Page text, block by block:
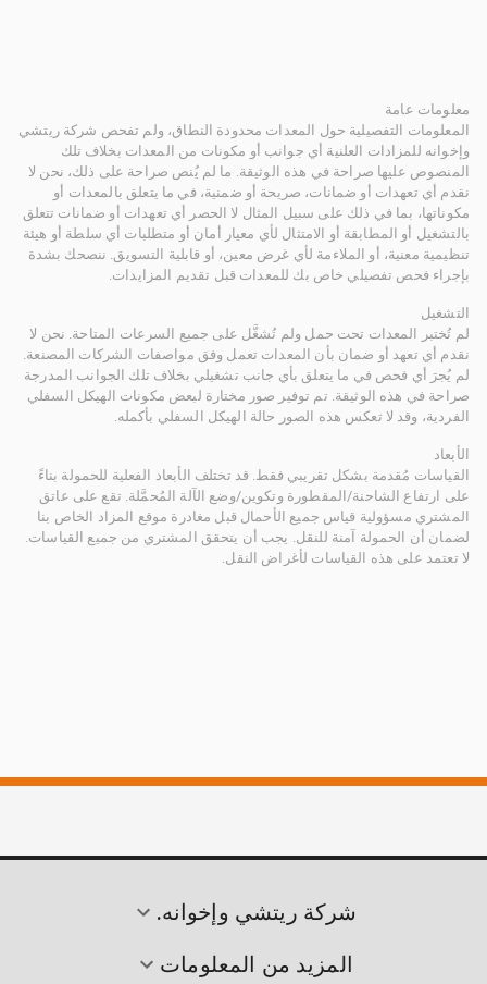
معلومات عامة
المعلومات التفصيلية حول المعدات محدودة النطاق، ولم تفحص شركة ريتشي
وإخوانه للمزادات العلنية أي جوانب أو مكونات من المعدات بخلاف تلك
المنصوص عليها صراحة في هذه الوثيقة. ما لم يُنص صراحة على ذلك، نحن لا
نقدم أي تعهدات أو ضمانات، صريحة أو ضمنية، في ما يتعلق بالمعدات أو
مكوناتها، بما في ذلك على سبيل المثال لا الحصر أي تعهدات أو ضمانات تتعلق
بالتشغيل أو المطابقة أو الامتثال لأي معيار أمان أو متطلبات أي سلطة أو هيئة
تنظيمية معنية، أو الملاءمة لأي غرض معين، أو قابلية التسويق. ننصحك بشدة
بإجراء فحص تفصيلي خاص بك للمعدات قبل تقديم المزايدات.
التشغيل
لم تُختبر المعدات تحت حمل ولم تُشغَّل على جميع السرعات المتاحة. نحن لا
نقدم أي تعهد أو ضمان بأن المعدات تعمل وفق مواصفات الشركات المصنعة.
لم يُجرَ أي فحص في ما يتعلق بأي جانب تشغيلي بخلاف تلك الجوانب المدرجة
صراحة في هذه الوثيقة. تم توفير صور مختارة لبعض مكونات الهيكل السفلي
الفردية، وقد لا تعكس هذه الصور حالة الهيكل السفلي بأكمله.
الأبعاد
القياسات مُقدمة بشكل تقريبي فقط. قد تختلف الأبعاد الفعلية للحمولة بناءً
على ارتفاع الشاحنة/المقطورة وتكوين/وضع الآلة المُحمَّلة. تقع على عاتق
المشتري مسؤولية قياس جميع الأحمال قبل مغادرة موقع المزاد الخاص بنا
لضمان أن الحمولة آمنة للنقل. يجب أن يتحقق المشتري من جميع القياسات.
لا تعتمد على هذه القياسات لأغراض النقل.
شركة ريتشي وإخوانه.
المزيد من المعلومات